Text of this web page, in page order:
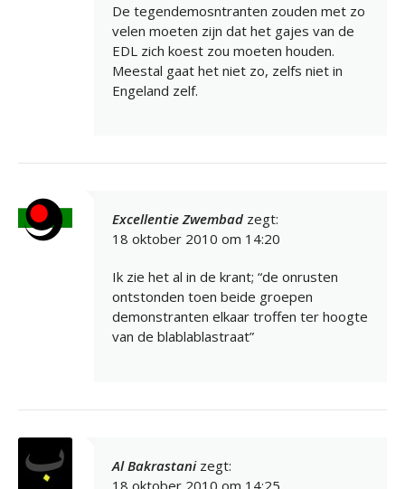
De tegendemosntranten zouden met zo
velen moeten zijn dat het gajes van de
EDL zich koest zou moeten houden.
Meestal gaat het niet zo, zelfs niet in
Engeland zelf.
Excellentie Zwembad zegt:
18 oktober 2010 om 14:20
Ik zie het al in de krant; “de onrusten
ontstonden toen beide groepen
demonstranten elkaar troffen ter hoogte
van de blablablastraat”
Al Bakrastani zegt:
18 oktober 2010 om 14:25